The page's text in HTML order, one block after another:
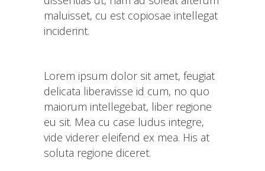
maluisset, cu est copiosae intellegat
inciderint.
Lorem ipsum dolor sit amet, feugiat
delicata liberavisse id cum, no quo
maiorum intellegebat, liber regione
eu sit. Mea cu case ludus integre,
vide viderer eleifend ex mea. His at
soluta regione diceret.